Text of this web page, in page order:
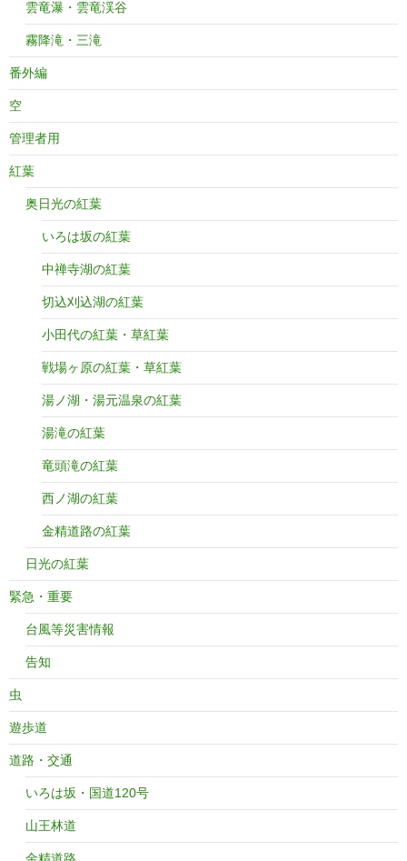
雲竜瀑・雲竜渓谷
霧降滝・三滝
番外編
空
管理者用
紅葉
奥日光の紅葉
いろは坂の紅葉
中禅寺湖の紅葉
切込刈込湖の紅葉
小田代の紅葉・草紅葉
戦場ヶ原の紅葉・草紅葉
湯ノ湖・湯元温泉の紅葉
湯滝の紅葉
竜頭滝の紅葉
西ノ湖の紅葉
金精道路の紅葉
日光の紅葉
緊急・重要
台風等災害情報
告知
虫
遊歩道
道路・交通
いろは坂・国道120号
山王林道